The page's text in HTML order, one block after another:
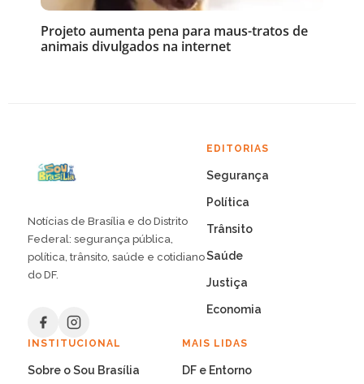
Projeto aumenta pena para maus-tratos de
animais divulgados na internet
Notícias de Brasília e do Distrito
Federal: segurança pública,
política, trânsito, saúde e cotidiano
do DF.
EDITORIAS
Segurança
Política
Trânsito
Saúde
Justiça
Economia
INSTITUCIONAL
Sobre o Sou Brasília
MAIS LIDAS
DF e Entorno